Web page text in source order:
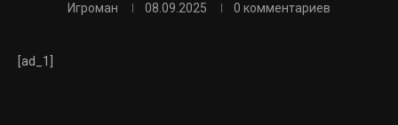
Игроман 08.09.2025 0 комментариев
[ad_1]